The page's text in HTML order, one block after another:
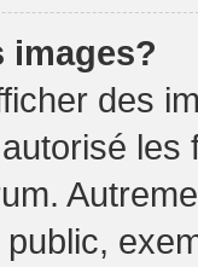
images?
des